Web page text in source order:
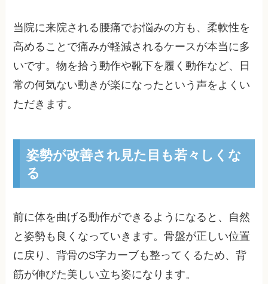
当院に来院される腰痛でお悩みの方も、柔軟性を
高めることで痛みが軽減されるケースが本当に多
いです。物を拾う動作や靴下を履く動作など、日
常の何気ない動きが楽になったという声をよくい
ただきます。
姿勢が改善され見た目も若々しくな
る
前に体を曲げる動作ができるようになると、自然
と姿勢も良くなっていきます。骨盤が正しい位置
に戻り、背骨のS字カーブも整ってくるため、背
筋が伸びた美しい立ち姿になります。